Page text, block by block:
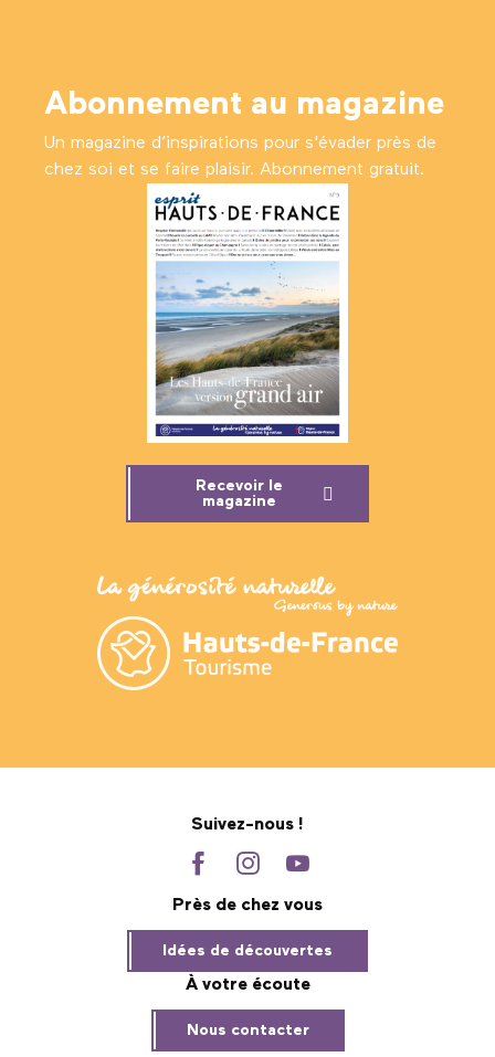
Abonnement au magazine
Un magazine d’inspirations pour s'évader près de
chez soi et se faire plaisir. Abonnement gratuit.
Recevoir le
magazine
Suivez-nous !
Près de chez vous
Idées de découvertes
À votre écoute
Nous contacter